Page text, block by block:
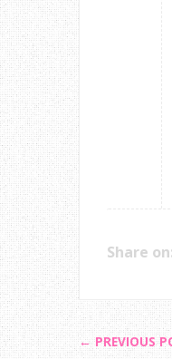
Share on:
← PREVIOUS